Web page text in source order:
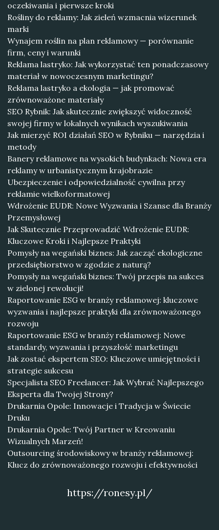
oczekiwania i pierwsze kroki
Rośliny do reklamy: Jak zieleń wzmacnia wizerunek
marki
Wynajem roślin na plan reklamowy — porównanie
firm, ceny i warunki
Reklama lastryko: Jak wykorzystać ten ponadczasowy
materiał w nowoczesnym marketingu?
Reklama lastryko a ekologia — jak promować
zrównoważone materiały
SEO Rybnik: Jak skutecznie zwiększyć widoczność
swojej firmy w lokalnych wynikach wyszukiwania
Jak mierzyć ROI działań SEO w Rybniku — narzędzia i
metody
Banery reklamowe na wysokich budynkach: Nowa era
reklamy w urbanistycznym krajobrazie
Ubezpieczenie i odpowiedzialność cywilna przy
reklamie wielkoformatowej
Wdrożenie EUDR: Nowe Wyzwania i Szanse dla Branży
Przemysłowej
Jak Skutecznie Przeprowadzić Wdrożenie EUDR:
Kluczowe Kroki i Najlepsze Praktyki
Pomysły na wegański biznes: Jak zacząć ekologiczne
przedsiębiorstwo w zgodzie z naturą?
Pomysły na wegański biznes: Twój przepis na sukces
w zielonej rewolucji!
Raportowanie ESG w branży reklamowej: kluczowe
wyzwania i najlepsze praktyki dla zrównoważonego
rozwoju
Raportowanie ESG w branży reklamowej: Nowe
standardy, wyzwania i przyszłość marketingu
Jak zostać ekspertem SEO: Kluczowe umiejętności i
strategie sukcesu
Specjalista SEO Freelancer: Jak Wybrać Najlepszego
Eksperta dla Twojej Strony?
Drukarnia Opole: Innowacje i Tradycja w Świecie
Druku
Drukarnia Opole: Twój Partner w Kreowaniu
Wizualnych Marzeń!
Outsourcing środowiskowy w branży reklamowej:
Klucz do zrównoważonego rozwoju i efektywności
https://ronesy.pl/